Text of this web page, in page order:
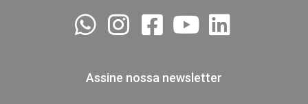
Assine nossa newsletter